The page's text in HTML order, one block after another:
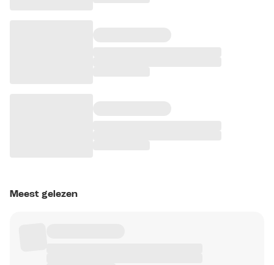
Meest gelezen